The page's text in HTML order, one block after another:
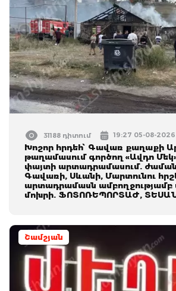
31188 դիտում 19:27 05-08-2026
Խոշոր հրդեհ՝ Գավառ քաղաքի
թաղամասում գործող «Ավդո
փայտի արտադրամասում.
Գավառի, Սևանի, Մարտունու
արտադրամասն ամբողջությամբ
մոխրի. ՖՈՏՈՌԵՊՈՐՏԱԺ,
Շամշյան